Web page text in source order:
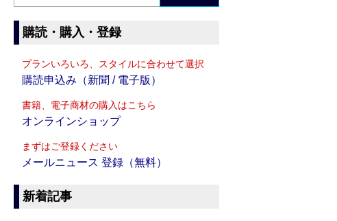
購読・購入・登録
プランいろいろ、スタイルに合わせて選択
購読申込み（新聞 / 電子版）
書籍、電子商材の購入はこちら
オンラインショップ
まずはご登録ください
メールニュース 登録（無料）
新着記事